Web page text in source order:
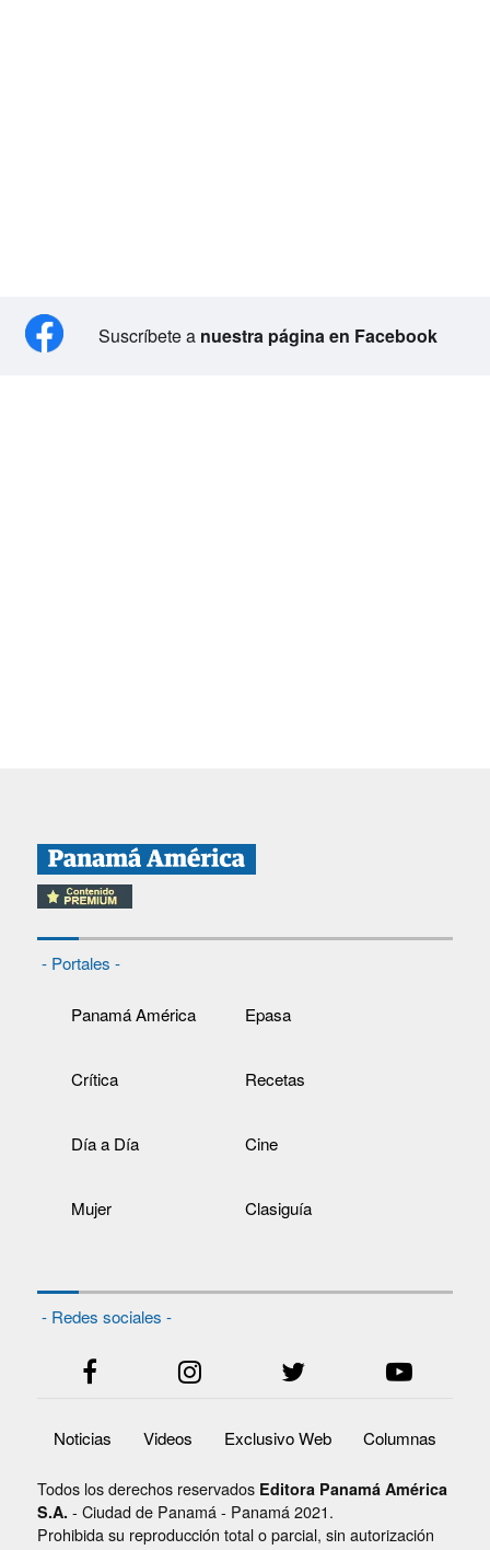
Suscríbete a nuestra página en Facebook
- Portales -
Panamá América Epasa
Crítica Recetas
Día a Día Cine
Mujer Clasiguía
- Redes sociales -
Noticias Videos Exclusivo Web Columnas
Todos los derechos reservados Editora Panamá América
S.A. - Ciudad de Panamá - Panamá 2021.
Prohibida su reproducción total o parcial, sin autorización